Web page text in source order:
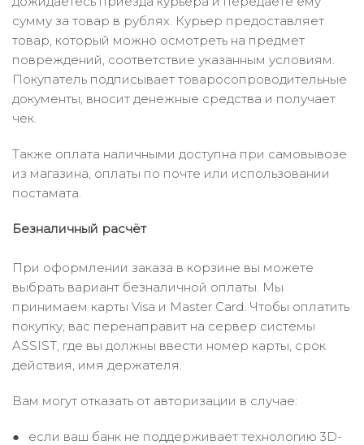
сумму за товар в рублях. Курьер предоставляет
товар, который можно осмотреть на предмет
повреждений, соответствие указанным условиям.
Покупатель подписывает товаросопроводительные
документы, вносит денежные средства и получает
чек.
Также оплата наличными доступна при самовывозе
из магазина, оплаты по почте или использовании
постамата.
Безналичный расчёт
При оформлении заказа в корзине вы можете
выбрать вариант безналичной оплаты. Мы
принимаем карты Visa и Master Card. Чтобы оплатить
покупку, вас перенаправит на сервер системы
ASSIST, где вы должны ввести номер карты, срок
действия, имя держателя.
Вам могут отказать от авторизации в случае:
если ваш банк не поддерживает технологию 3D-